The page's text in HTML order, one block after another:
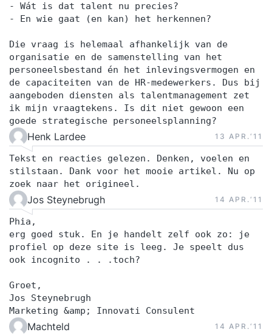
- Wát is dat talent nu precies?
- En wie gaat (en kan) het herkennen?
Die vraag is helemaal afhankelijk van de
organisatie en de samenstelling van het
personeelsbestand én het inlevingsvermogen en
de capaciteiten van de HR-medewerkers. Dus bij
aangeboden diensten als talentmanagement zet
ik mijn vraagtekens. Is dit niet gewoon een
goede strategische personeelsplanning?
Henk Lardee 13 APR.‘11
Tekst en reacties gelezen. Denken, voelen en
stilstaan. Dank voor het mooie artikel. Nu op
zoek naar het origineel.
Jos Steynebrugh 14 APR.‘11
Phia,
erg goed stuk. En je handelt zelf ook zo: je
profiel op deze site is leeg. Je speelt dus
ook incognito . . .toch?
Groet,
Jos Steynebrugh
Marketing &amp; Innovati Consulent
Machteld 14 APR.‘11